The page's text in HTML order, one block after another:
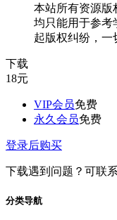
本站所有资源版
均只能用于参考
起版权纠纷，一
下载
18元
VIP会员免费
永久会员免费
登录后购买
下载遇到问题？可联
分类导航